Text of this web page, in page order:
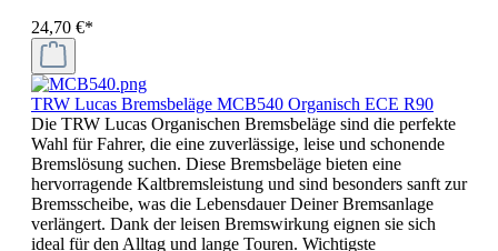
24,70 €*
TRW Lucas Bremsbeläge MCB540 Organisch ECE R90
Die TRW Lucas Organischen Bremsbeläge sind die perfekte
Wahl für Fahrer, die eine zuverlässige, leise und schonende
Bremslösung suchen. Diese Bremsbeläge bieten eine
hervorragende Kaltbremsleistung und sind besonders sanft zur
Bremsscheibe, was die Lebensdauer Deiner Bremsanlage
verlängert. Dank der leisen Bremswirkung eignen sie sich
ideal für den Alltag und lange Touren. Wichtigste